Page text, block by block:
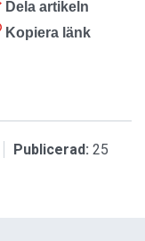
Dela artikeln
Kopiera länk
Publicerad: 25